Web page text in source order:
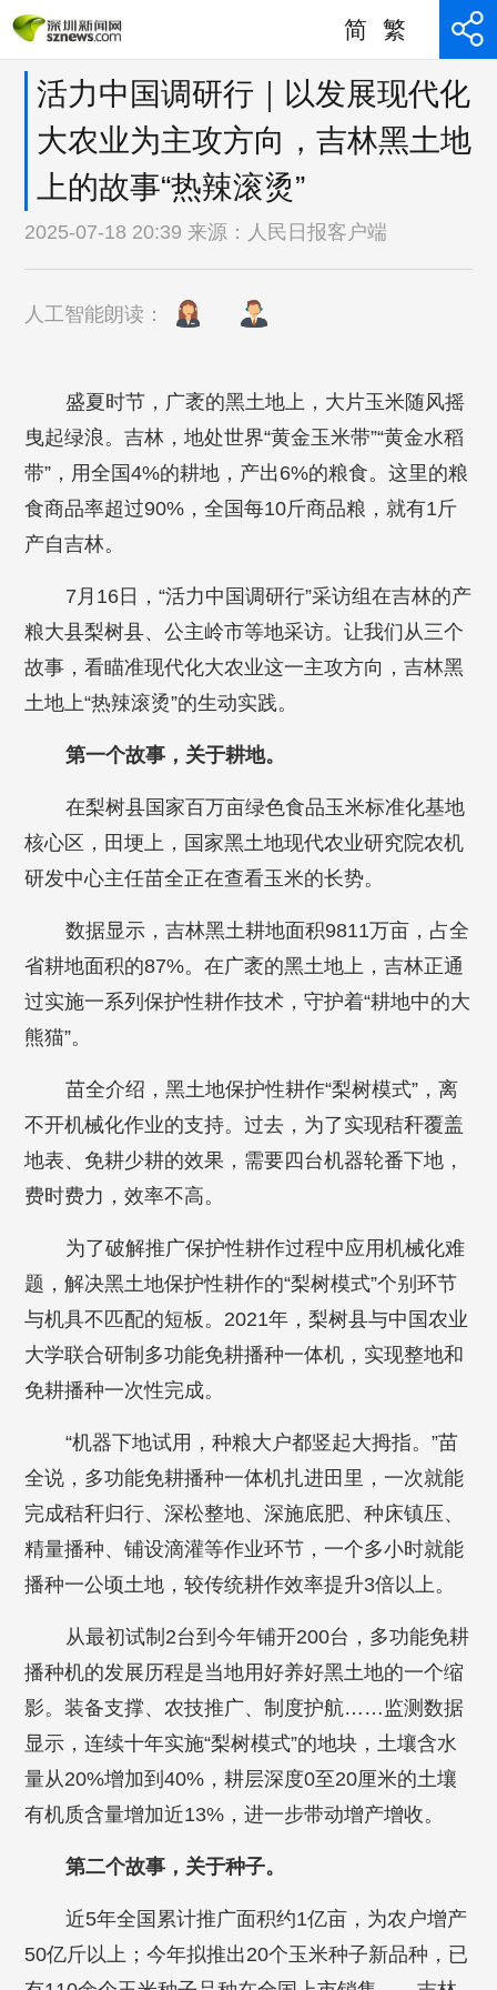
简 繁
活力中国调研行｜以发展现代化
大农业为主攻方向，吉林黑土地
上的故事“热辣滚烫”
2025-07-18 20:39 来源： 人民日报客户端
人工智能朗读：
盛夏时节，广袤的黑土地上，大片玉米随风摇
曳起绿浪。吉林，地处世界“黄金玉米带”“黄金水稻
带”，用全国4%的耕地，产出6%的粮食。这里的粮
食商品率超过90%，全国每10斤商品粮，就有1斤
产自吉林。
7月16日，“活力中国调研行”采访组在吉林的产
粮大县梨树县、公主岭市等地采访。让我们从三个
故事，看瞄准现代化大农业这一主攻方向，吉林黑
土地上“热辣滚烫”的生动实践。
第一个故事，关于耕地。
在梨树县国家百万亩绿色食品玉米标准化基地
核心区，田埂上，国家黑土地现代农业研究院农机
研发中心主任苗全正在查看玉米的长势。
数据显示，吉林黑土耕地面积9811万亩，占全
省耕地面积的87%。在广袤的黑土地上，吉林正通
过实施一系列保护性耕作技术，守护着“耕地中的大
熊猫”。
苗全介绍，黑土地保护性耕作“梨树模式”，离
不开机械化作业的支持。过去，为了实现秸秆覆盖
地表、免耕少耕的效果，需要四台机器轮番下地，
费时费力，效率不高。
为了破解推广保护性耕作过程中应用机械化难
题，解决黑土地保护性耕作的“梨树模式”个别环节
与机具不匹配的短板。2021年，梨树县与中国农业
大学联合研制多功能免耕播种一体机，实现整地和
免耕播种一次性完成。
“机器下地试用，种粮大户都竖起大拇指。”苗
全说，多功能免耕播种一体机扎进田里，一次就能
完成秸秆归行、深松整地、深施底肥、种床镇压、
精量播种、铺设滴灌等作业环节，一个多小时就能
播种一公顷土地，较传统耕作效率提升3倍以上。
从最初试制2台到今年铺开200台，多功能免耕
播种机的发展历程是当地用好养好黑土地的一个缩
影。装备支撑、农技推广、制度护航……监测数据
显示，连续十年实施“梨树模式”的地块，土壤含水
量从20%增加到40%，耕层深度0至20厘米的土壤
有机质含量增加近13%，进一步带动增产增收。
第二个故事，关于种子。
近5年全国累计推广面积约1亿亩，为农户增产
50亿斤以上；今年拟推出20个玉米种子新品种，已